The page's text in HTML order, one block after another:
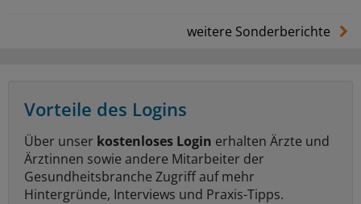
weitere Sonderberichte
Vorteile des Logins
Über unser kostenloses Login erhalten Ärzte und
Ärztinnen sowie andere Mitarbeiter der
Gesundheitsbranche Zugriff auf mehr
Hintergründe, Interviews und Praxis-Tipps.